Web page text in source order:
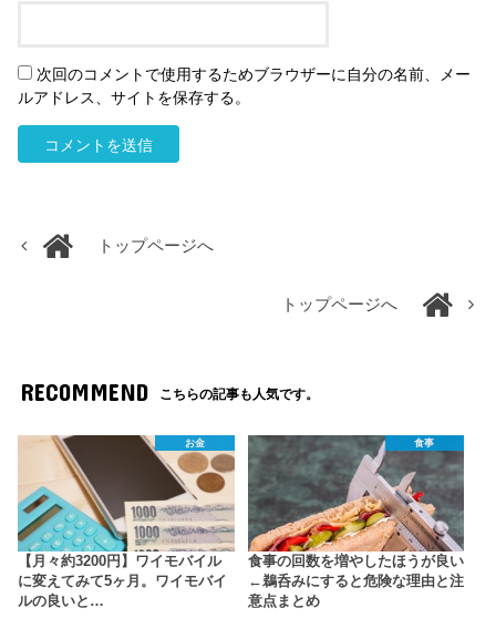
次回のコメントで使用するためブラウザーに自分の名前、メー
ルアドレス、サイトを保存する。
トップページへ
トップページへ
RECOMMEND こちらの記事も人気です。
お金
【月々約3200円】ワイモバイル
に変えてみて5ヶ月。ワイモバイ
ルの良いと…
食事
食事の回数を増やしたほうが良い
←鵜呑みにすると危険な理由と注
意点まとめ